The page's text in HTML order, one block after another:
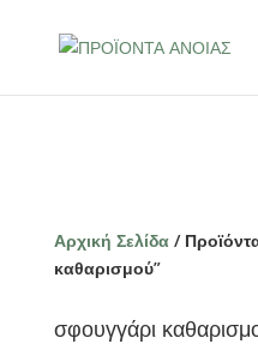
Αρχική Σελίδα/
καθαρισμού”
σφουγγάρι